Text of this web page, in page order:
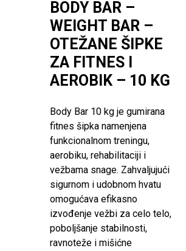
BODY BAR –
WEIGHT BAR –
OTEŽANE ŠIPKE
ZA FITNES I
AEROBIK – 10 KG
Body Bar 10 kg je gumirana
fitnes šipka namenjena
funkcionalnom treningu,
aerobiku, rehabilitaciji i
vežbama snage. Zahvaljujući
sigurnom i udobnom hvatu
omogućava efikasno
izvođenje vežbi za celo telo,
poboljšanje stabilnosti,
ravnoteže i mišićne